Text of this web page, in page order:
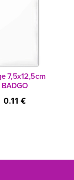
7,5x12,5cm
BADGO
0.11 €